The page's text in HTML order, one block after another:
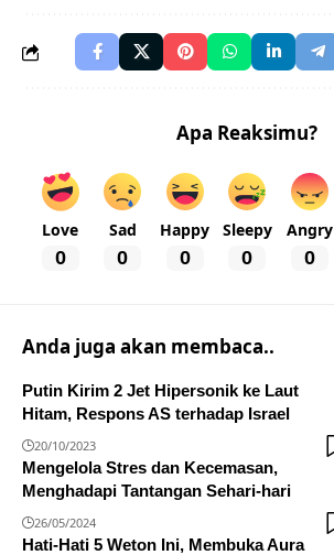
Apa Reaksimu?
Love
0
Sad
0
Happy
0
Sleepy
0
Angry
0
Anda juga akan membaca..
Putin Kirim 2 Jet Hipersonik ke Laut
Hitam, Respons AS terhadap Israel
20/10/2023
Mengelola Stres dan Kecemasan,
Menghadapi Tantangan Sehari-hari
26/05/2024
Hati-Hati 5 Weton Ini, Membuka Aura